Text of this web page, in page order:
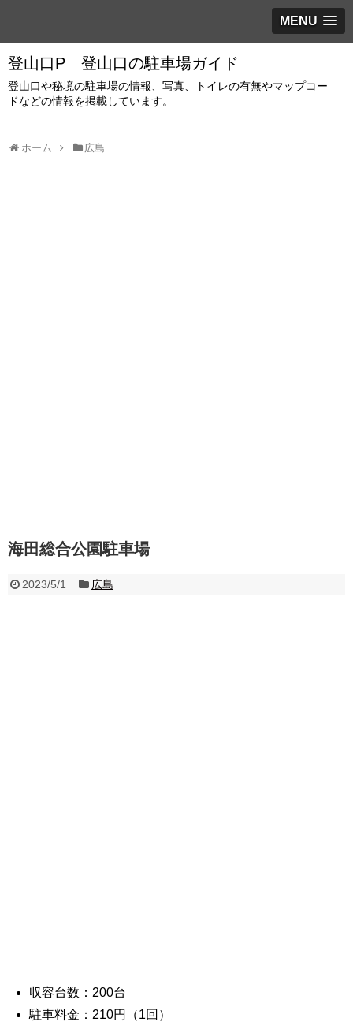
MENU
登山口P 登山口の駐車場ガイド
登山口や秘境の駐車場の情報、写真、トイレの有無やマップコー
ドなどの情報を掲載しています。
ホーム 広島
海田総合公園駐車場
2023/5/1 広島
収容台数：200台
駐車料金：210円（1回）